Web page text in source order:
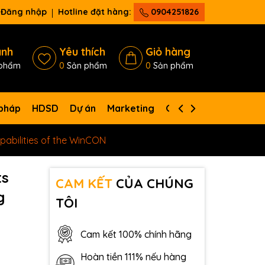
Đăng nhập Hotline đặt hàng: 0904251826
Yêu thích
0 Sản phẩm
Giỏ hàng
0 Sản phẩm
HDSD Dự án Marketing Giới thiệu
of the WinCON
CAM KẾTCỦA CHÚNG
TÔI
Cam kết 100% chính hãng
Hoàn tiền 111% nếu hàng